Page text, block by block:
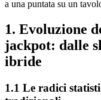
a una puntata su un
1. Evoluzione
jackpot: dalle
ibride
1.1 Le radici